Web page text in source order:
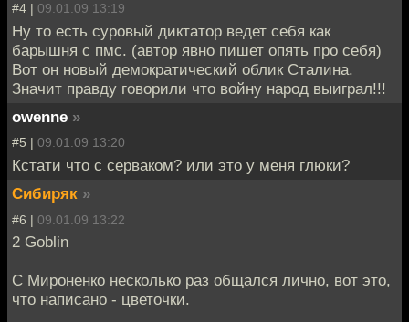
#4 | 09.01.09 13:19
Ну то есть суровый диктатор ведет себя как
барышня с пмс. (автор явно пишет опять про себя)
Вот он новый демократический облик Сталина.
Значит правду говорили что войну народ выиграл!!!
owenne »
#5 | 09.01.09 13:20
Кстати что с серваком? или это у меня глюки?
Сибиряк »
#6 | 09.01.09 13:22
2 Goblin
C Мироненко несколько раз общался лично, вот это,
что написано - цветочки.